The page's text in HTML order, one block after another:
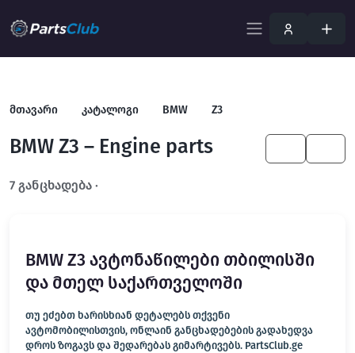
მთავარი კატალოგი BMW Z3
BMW Z3 – Engine parts
7 განცხადება ·
BMW Z3 ავტონაწილები თბილისში
და მთელ საქართველოში
თუ ეძებთ ხარისხიან დეტალებს თქვენი
ავტომობილისთვის, ონლაინ განცხადებების გადახედვა
დროს ზოგავს და შედარებას გიმარტივებს. PartsClub.ge